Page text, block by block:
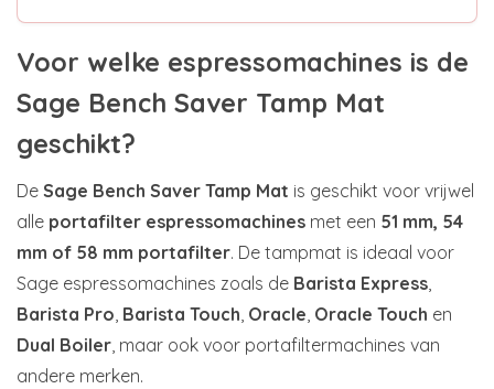
Voor welke espressomachines is de
Sage Bench Saver Tamp Mat
geschikt?
De Sage Bench Saver Tamp Mat is geschikt voor vrijwel
alle portafilter espressomachines met een 51 mm, 54
mm of 58 mm portafilter. De tampmat is ideaal voor
Sage espressomachines zoals de Barista Express,
Barista Pro, Barista Touch, Oracle, Oracle Touch en
Dual Boiler, maar ook voor portafiltermachines van
andere merken.